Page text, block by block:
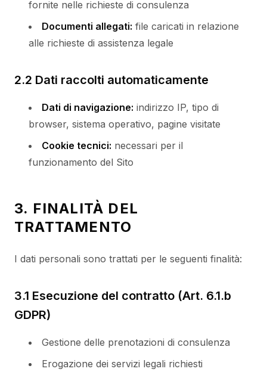
fornite nelle richieste di consulenza
Documenti allegati: file caricati in relazione
alle richieste di assistenza legale
2.2 Dati raccolti automaticamente
Dati di navigazione: indirizzo IP, tipo di
browser, sistema operativo, pagine visitate
Cookie tecnici: necessari per il
funzionamento del Sito
3. FINALITÀ DEL
TRATTAMENTO
I dati personali sono trattati per le seguenti finalità:
3.1 Esecuzione del contratto (Art. 6.1.b
GDPR)
Gestione delle prenotazioni di consulenza
Erogazione dei servizi legali richiesti